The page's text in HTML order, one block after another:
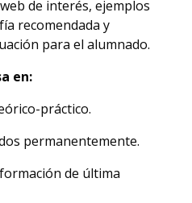
de interés, ejemplos
recomendada y
para el alumnado.
en:
práctico.
permanentemente.
de última